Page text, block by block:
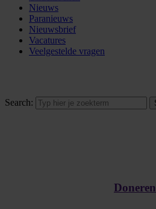
Nieuws
Paranieuws
Nieuwsbrief
Vacatures
Veelgestelde vragen
Search:
Doneren